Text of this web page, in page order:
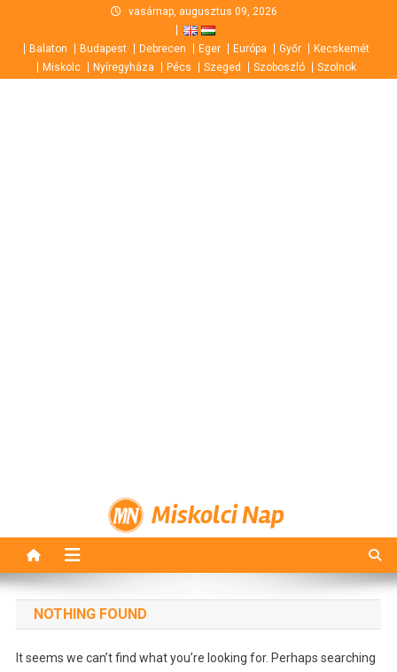
content
vasárnap, augusztus 09, 2026
Balaton Budapest Debrecen Eger Európa Győr
Kecskemét
Miskolc
Nyíregyháza Pécs Szeged Szoboszló Szolnok
Miskolci Nap
NOTHING FOUND
It seems we can’t find what you’re looking for. Perhaps searching